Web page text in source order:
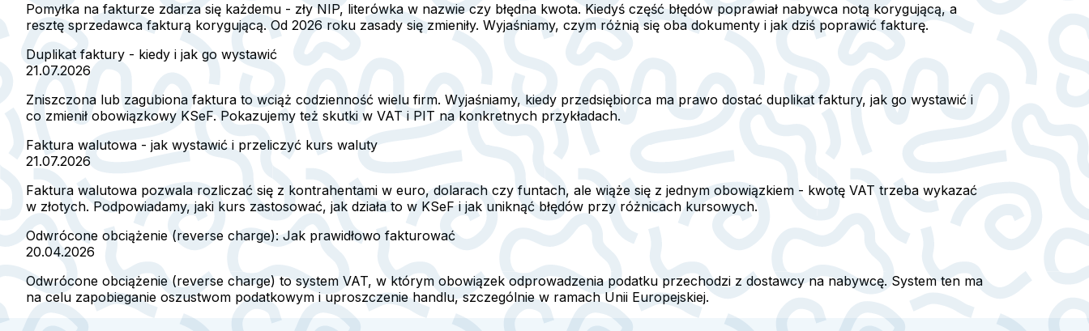
Pomyłka na fakturze zdarza się każdemu - zły NIP, literówka w nazwie czy błędna kwota. Kiedyś część błędów poprawiał nabywca notą korygującą, a
resztę sprzedawca fakturą korygującą. Od 2026 roku zasady się zmieniły. Wyjaśniamy, czym różnią się oba dokumenty i jak dziś poprawić fakturę.
Duplikat faktury - kiedy i jak go wystawić
21.07.2026
Zniszczona lub zagubiona faktura to wciąż codzienność wielu firm. Wyjaśniamy, kiedy przedsiębiorca ma prawo dostać duplikat faktury, jak go wystawić i
co zmienił obowiązkowy KSeF. Pokazujemy też skutki w VAT i PIT na konkretnych przykładach.
Faktura walutowa - jak wystawić i przeliczyć kurs waluty
21.07.2026
Faktura walutowa pozwala rozliczać się z kontrahentami w euro, dolarach czy funtach, ale wiąże się z jednym obowiązkiem - kwotę VAT trzeba wykazać
w złotych. Podpowiadamy, jaki kurs zastosować, jak działa to w KSeF i jak uniknąć błędów przy różnicach kursowych.
Odwrócone obciążenie (reverse charge): Jak prawidłowo fakturować
20.04.2026
Odwrócone obciążenie (reverse charge) to system VAT, w którym obowiązek odprowadzenia podatku przechodzi z dostawcy na nabywcę. System ten ma
na celu zapobieganie oszustwom podatkowym i uproszczenie handlu, szczególnie w ramach Unii Europejskiej.